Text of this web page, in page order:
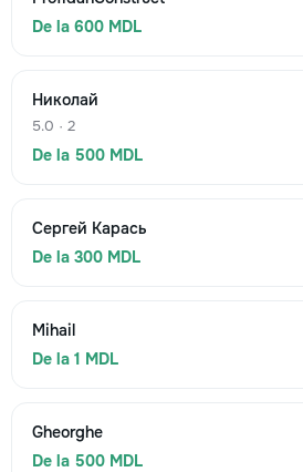
De la 600 MDL
Николай
5.0 · 2
De la 500 MDL
Сергей Карась
De la 300 MDL
Mihail
De la 1 MDL
Gheorghe
De la 500 MDL